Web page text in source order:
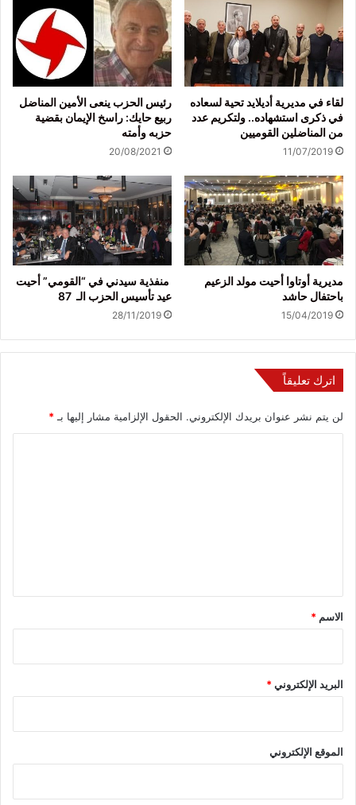
لقاء في مديرية أديلايد تحية لسعاده
في ذكرى استشهاده.. ولتكريم عدد
من المناضلين القوميين
11/07/2019
رئيس الحزب ينعى الأمين المناضل
ربيع حايك: راسخ الإيمان بقضية
حزبه وأمته
20/08/2021
مديرية أوتاوا أحيت مولد الزعيم
باحتفال حاشد
15/04/2019
منفذية سيدني في “القومي” أحيت
عيد تأسيس الحزب الـ 87
28/11/2019
اترك تعليقاً
لن يتم نشر عنوان بريدك الإلكتروني. الحقول الإلزامية مشار إليها بـ *
*
الاسم *
البريد الإلكتروني*
الموقع الإلكتروني